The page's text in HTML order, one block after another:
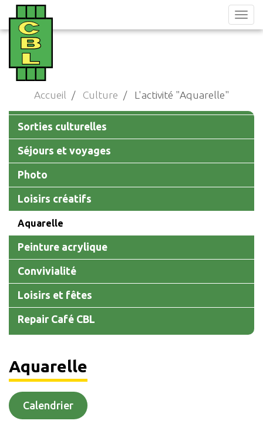
Aller
au
contenu
principal
Accueil Culture L'activité "Aquarelle"
Main
navigation
Sorties culturelles
Séjours et voyages
Photo
Loisirs créatifs
Aquarelle
Peinture acrylique
Convivialité
Loisirs et fêtes
Repair Café CBL
Aquarelle
Calendrier